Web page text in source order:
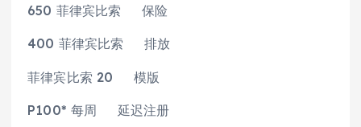
650 菲律宾比索 保险
400 菲律宾比索 排放
菲律宾比索 20 模版
P100* 每周 延迟注册